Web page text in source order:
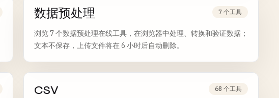
数据预处理 7 个工具
浏览 7 个数据预处理在线工具，在浏览器中处理、转换和验证数据；
文本不保存，上传文件将在 6 小时后自动删除。
CSV 68 个工具